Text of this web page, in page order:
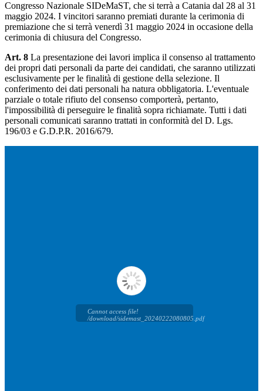
Congresso Nazionale SIDeMaST, che si terrà a Catania dal 28 al 31
maggio 2024. I vincitori saranno premiati durante la cerimonia di
premiazione che si terrà venerdì 31 maggio 2024 in occasione della
cerimonia di chiusura del Congresso.
Art. 8 La presentazione dei lavori implica il consenso al trattamento
dei propri dati personali da parte dei candidati, che saranno utilizzati
esclusivamente per le finalità di gestione della selezione. Il
conferimento dei dati personali ha natura obbligatoria. L'eventuale
parziale o totale rifiuto del consenso comporterà, pertanto,
l'impossibilità di perseguire le finalità sopra richiamate. Tutti i dati
personali comunicati saranno trattati in conformità del D. Lgs.
196/03 e G.D.P.R. 2016/679.
Cannot access file!
/download/sidemast_20240222080805.pdf